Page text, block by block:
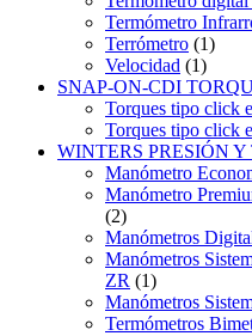
Termómetro
Terrómetro (1)
Velocidad (1)
SNAP-ON-CDI
Torques tipo click
Torques tipo click
WINTERS PRESIÓN
Manómetro
Manómetro
(2)
Manómetros
Manómetros
ZR (1)
Manómetros
Termómetros